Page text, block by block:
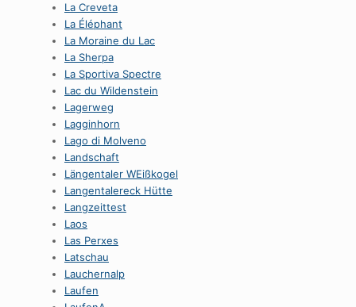
La Creveta
La Éléphant
La Moraine du Lac
La Sherpa
La Sportiva Spectre
Lac du Wildenstein
Lagerweg
Lagginhorn
Lago di Molveno
Landschaft
Längentaler WEißkogel
Langentalereck Hütte
Langzeittest
Laos
Las Perxes
Latschau
Lauchernalp
Laufen